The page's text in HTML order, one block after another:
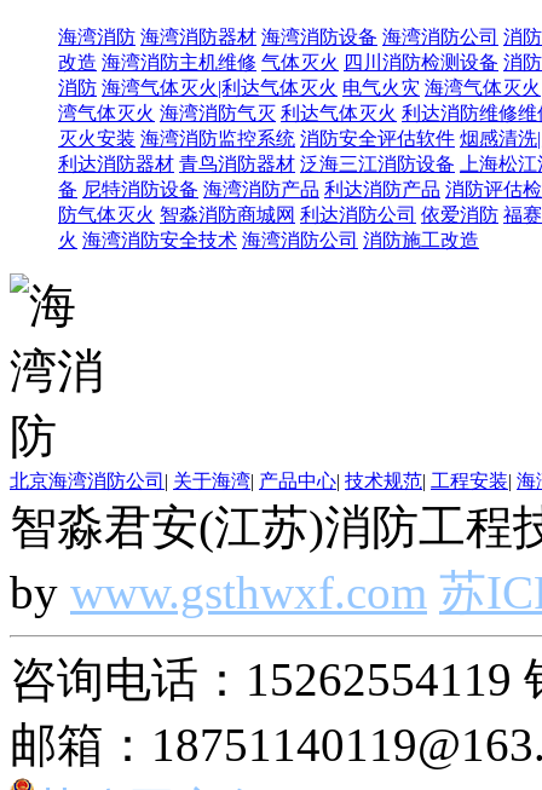
海湾消防 海湾消防器材 海湾消防设备 海湾消防公司 消
改造 海湾消防主机维修 气体灭火 四川消防检测设备 消
消防 海湾气体灭火|利达气体灭火 电气火灾 海湾气体灭
湾气体灭火 海湾消防气灭 利达气体灭火 利达消防维修维
灭火安装 海湾消防监控系统 消防安全评估软件 烟感清洗
利达消防器材 青鸟消防器材 泛海三江消防设备
上海松
备 尼特消防设备 海湾消防产品 利达消防产品 消防评估
防气体灭火 智淼消防商城网 利达消防公司 依爱消防 福
火 海湾消防安全技术 海湾消防公司 消防施工改造
北京海湾消防公司 | 关于海湾| 产品中心| 技术规范| 工程安装| 海
智淼君安(江苏)消防工程
by www.gsthwxf.com 苏
咨询电话：15262554119
邮箱：